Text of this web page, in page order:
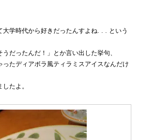
大学時代から好きだったんすよね. . . という
だったんだ！」とか言い出した挙句、
ったディアボラ風ティラミスアイスなんだけ
たよ。